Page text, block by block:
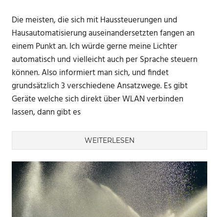
Die meisten, die sich mit Haussteuerungen und
Hausautomatisierung auseinandersetzten fangen an
einem Punkt an. Ich würde gerne meine Lichter
automatisch und vielleicht auch per Sprache steuern
können. Also informiert man sich, und findet
grundsätzlich 3 verschiedene Ansatzwege. Es gibt
Geräte welche sich direkt über WLAN verbinden
lassen, dann gibt es
WEITERLESEN